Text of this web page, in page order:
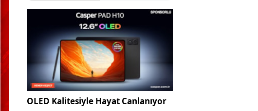
OLED Kalitesiyle Hayat Canlanıyor